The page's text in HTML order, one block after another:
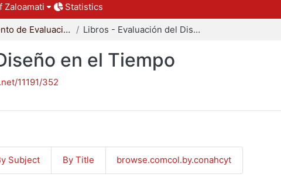
Zaloamati Statistics
Departamento de Evaluación del Diseño en el Tiempo Libros - Evaluación del Diseño en el Tiempo
en el Tiempo
11191/352
Subject By Title browse.comcol.by.conahcyt